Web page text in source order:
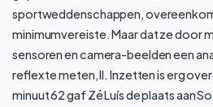
sportweddenschappen,
minimumvereiste. Maar dat ze door
sensoren en camera-beelden een
reflex te meten, II. Inzetten is erg
minuut 62 gaf Zé Luís de plaats aan